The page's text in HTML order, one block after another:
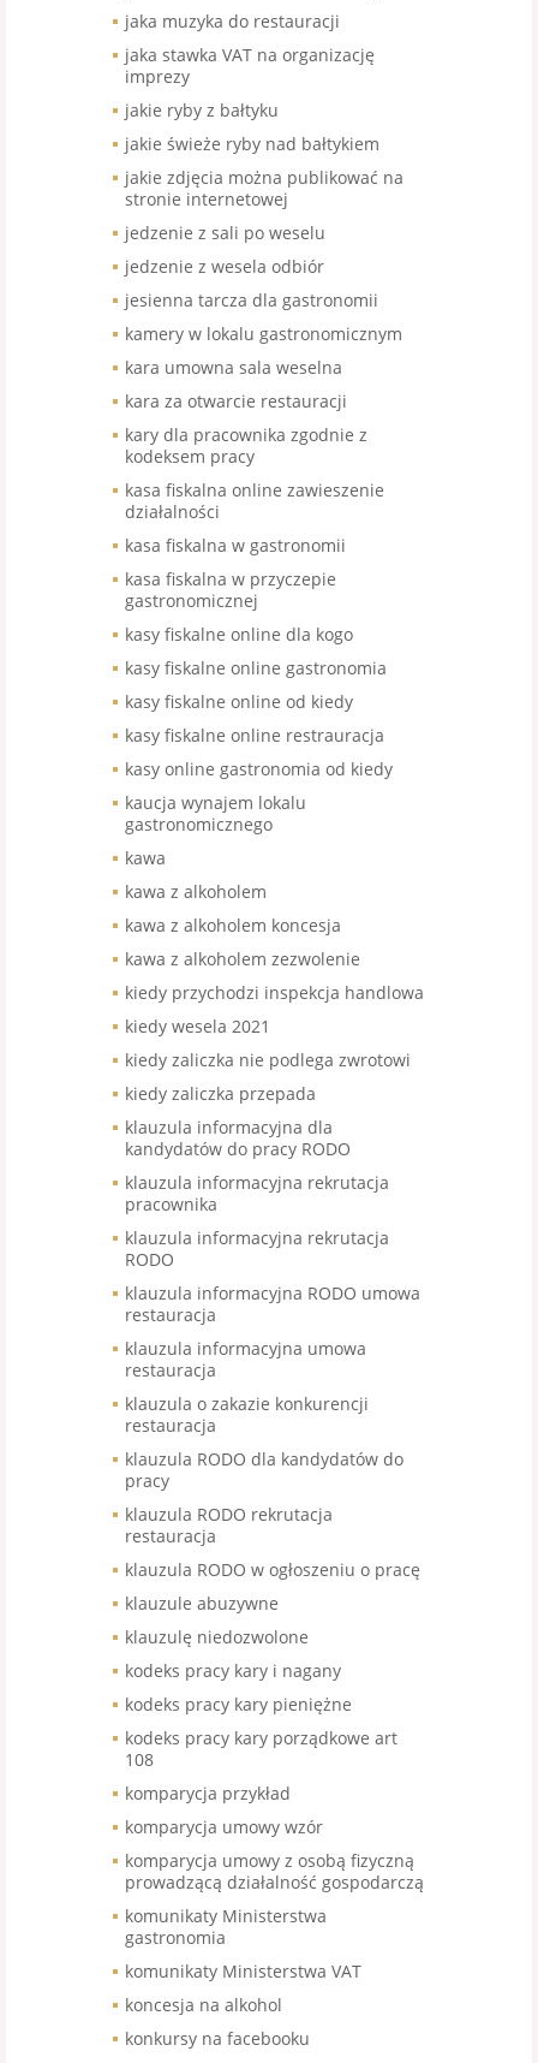
jaka muzyka do restauracji
jaka stawka VAT na organizację
imprezy
jakie ryby z bałtyku
jakie świeże ryby nad bałtykiem
jakie zdjęcia można publikować na
stronie internetowej
jedzenie z sali po weselu
jedzenie z wesela odbiór
jesienna tarcza dla gastronomii
kamery w lokalu gastronomicznym
kara umowna sala weselna
kara za otwarcie restauracji
kary dla pracownika zgodnie z
kodeksem pracy
kasa fiskalna online zawieszenie
działalności
kasa fiskalna w gastronomii
kasa fiskalna w przyczepie
gastronomicznej
kasy fiskalne online dla kogo
kasy fiskalne online gastronomia
kasy fiskalne online od kiedy
kasy fiskalne online restrauracja
kasy online gastronomia od kiedy
kaucja wynajem lokalu
gastronomicznego
kawa
kawa z alkoholem
kawa z alkoholem koncesja
kawa z alkoholem zezwolenie
kiedy przychodzi inspekcja handlowa
kiedy wesela 2021
kiedy zaliczka nie podlega zwrotowi
kiedy zaliczka przepada
klauzula informacyjna dla
kandydatów do pracy RODO
klauzula informacyjna rekrutacja
pracownika
klauzula informacyjna rekrutacja
RODO
klauzula informacyjna RODO umowa
restauracja
klauzula informacyjna umowa
restauracja
klauzula o zakazie konkurencji
restauracja
klauzula RODO dla kandydatów do
pracy
klauzula RODO rekrutacja
restauracja
klauzula RODO w ogłoszeniu o pracę
klauzule abuzywne
klauzulę niedozwolone
kodeks pracy kary i nagany
kodeks pracy kary pieniężne
kodeks pracy kary porządkowe art
108
komparycja przykład
komparycja umowy wzór
komparycja umowy z osobą fizyczną
prowadzącą działalność gospodarczą
komunikaty Ministerstwa
gastronomia
komunikaty Ministerstwa VAT
koncesja na alkohol
konkursy na facebooku